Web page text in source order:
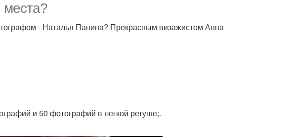
места?
- Наталья Панина? Прекрасным визажистом Анна
и 50 фотографий в легкой ретуше;.